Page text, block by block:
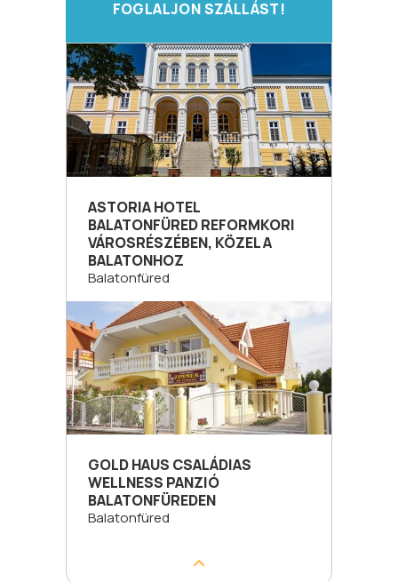
FOGLALJON SZÁLLÁST!
ASTORIA HOTEL
BALATONFÜRED REFORMKORI
VÁROSRÉSZÉBEN, KÖZEL A
BALATONHOZ
Balatonfüred
GOLD HAUS CSALÁDIAS
WELLNESS PANZIÓ
BALATONFÜREDEN
Balatonfüred